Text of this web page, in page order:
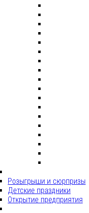
Розыгрыши и сюрпризы
Детские праздники
Открытие предприятия